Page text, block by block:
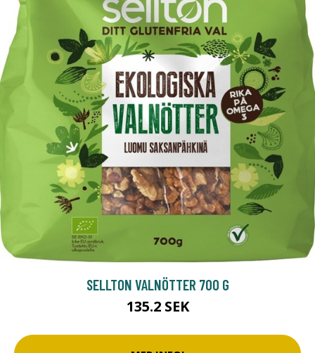
SELLTON VALNÖTTER 700 G
135.2 SEK